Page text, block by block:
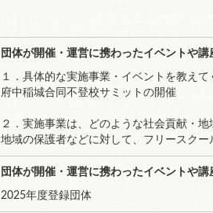
団体が開催・運営に携わったイベントや講
１．具体的な実施事業・イベントを教えて
府中稲城合同不登校サミットの開催
２．実施事業は、どのような社会貢献・
地域の保護者などに対して、フリースク
団体が開催・運営に携わったイベントや講
2025年度登録団体